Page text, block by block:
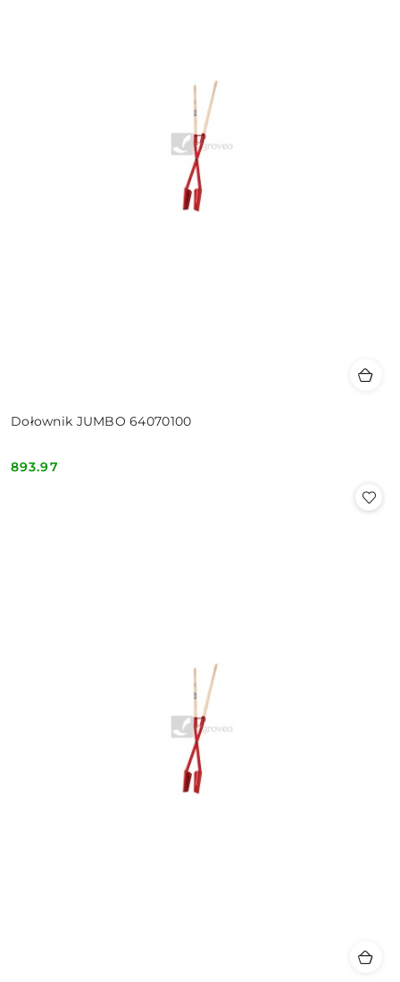
Dołownik JUMBO 64070100
Cena:
893.97